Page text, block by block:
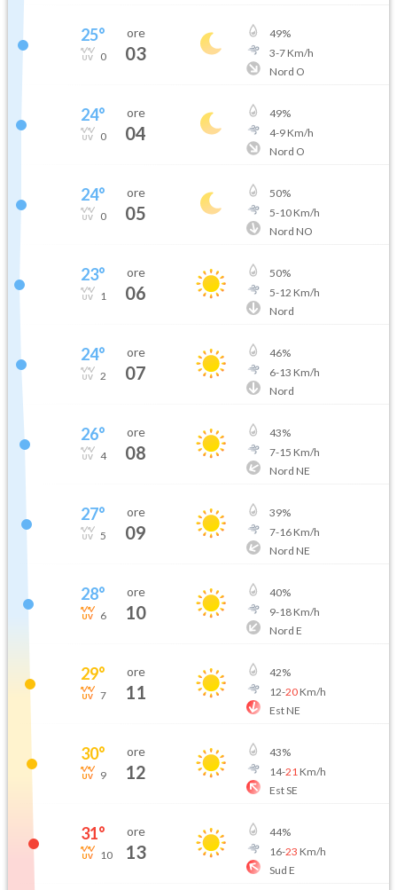
25°
0
ore
03
49%
3-7Km/h
Nord O
24°
0
ore
04
49%
4-9Km/h
Nord O
24°
0
ore
05
50%
5-10Km/h
Nord NO
23°
1
ore
06
50%
5-12 Km/h
Nord
24°
2
ore
07
46%
6-13 Km/h
Nord
26°
4
ore
08
43%
7-15 Km/h
Nord NE
27°
5
ore
09
39%
7-16Km/h
Nord NE
28°
6
ore
10
40%
9-18Km/h
Nord E
29°
7
ore
11
42%
12-20Km/h
Est NE
30°
9
ore
12
43%
14-21 Km/h
Est SE
31°
10
ore
13
44%
16-23 Km/h
Sud E